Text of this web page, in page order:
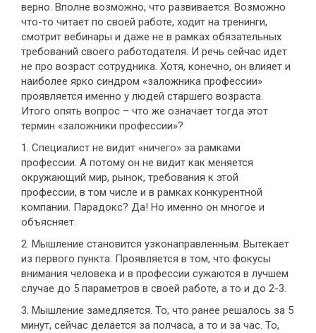
верно. Вполне возможно, что развивается. Возможно
что-то читает по своей работе, ходит на тренинги,
смотрит вебинары и даже не в рамках обязательных
требований своего работодателя. И речь сейчас идет
не про возраст сотрудника. Хотя, конечно, он влияет и
наиболее ярко синдром «заложника профессии»
проявляется именно у людей старшего возраста.
Итого опять вопрос – что же означает тогда этот
термин «заложники профессии»?
1. Специалист не видит «ничего» за рамками
профессии. А потому он не видит как меняется
окружающий мир, рынок, требования к этой
профессии, в том числе и в рамках конкурентной
компании. Парадокс? Да! Но именно он многое и
объясняет.
2. Мышление становится узконаправленным. Вытекает
из первого пункта. Проявляется в том, что фокусы
внимания человека и в профессии сужаются в лучшем
случае до 5 параметров в своей работе, а то и до 2-3.
3. Мышление замедляется. То, что ранее решалось за 5
минут, сейчас делается за полчаса, а то и за час. То,